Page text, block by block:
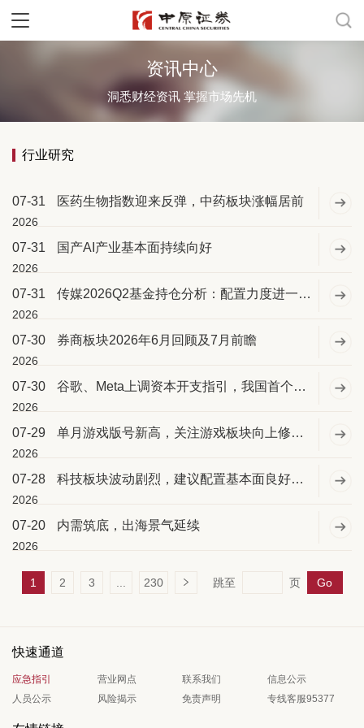
资讯中心
洞悉财经资讯 掌握市场先机
行业研究
07-31
2026
医药生物指数迎来反弹，中药板块涨幅居前
07-31
2026
国产AI产业基本面持续向好
07-31
2026
传媒2026Q2基金持仓分析：配置力度进一步下降，出版获增配
07-30
2026
券商板块2026年6月回顾及7月前瞻
07-30
2026
谷歌、Meta上调资本开支指引，我国首个NPO光互连MSA启动
07-29
2026
单月游戏版号新高，关注游戏板块向上修复弹性
07-28
2026
科技板块波动剧烈，建议配置基本面良好滞涨的周期机械龙头防御
07-20
2026
内需筑底，出海景气延续
1 2 3 230 跳至 页 Go
快速通道
应急指引 营业网点 联系我们
信息公示
人员公示
风险揭示 免责声明 专线客服95377